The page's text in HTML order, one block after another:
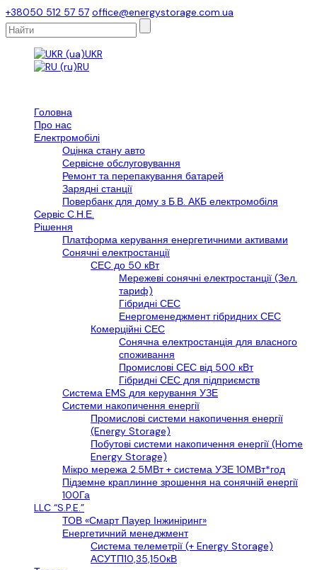
+38050 512 57 57 office@energystorage.com.ua
UKR
RU
Головна
Про нас
Електромобілі
Оцінка стану авто
Сервісне обслуговування
Ремонт та перепакування батарей
Зарядні станції
Повербанк для дому з Б.В. АКБ електромобіля
Сервіс С.Н.Е.
Рішення
Платформа керування енергетичними активами
Сонячні електростанції
СЕС до 50 кВт
Мережеві сонячні електростанції (Зел.
тариф)
Гібридні СЕС
Енергоменеджмент гібридних СЕС
Комерційні СЕС
Сонячна електростанція для власного
споживання
Промислові СЕС від 500 кВт
Гібридні СЕС для підприємств
Cистема EMS для керування УЗЕ
Системи накопичення енергії
Промислові системи накопичення енергії
(Energy Storage)
Побутові системи накопичення енергії (Home
Energy Storage)
Мікро мережа 2.5МВт + система УЗЕ 10МВт*год
Підземне краплинне зрошення на сонячній енергії
100Га
LLС “S.P.E.”
ТОВ «Смарт Пауер Інжиніринг»
Енергетичний менеджмент
Система телеметрії (+ Energy Storage)
АСУТП10,35,150кВ